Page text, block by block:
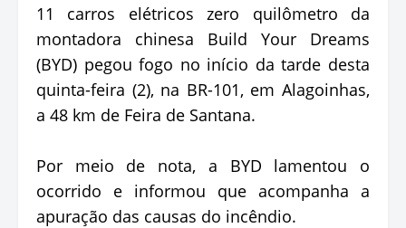
11 carros elétricos zero quilômetro da
montadora chinesa Build Your Dreams
(BYD) pegou fogo no início da tarde desta
quinta-feira (2), na BR-101, em Alagoinhas,
a 48 km de Feira de Santana.
Por meio de nota, a BYD lamentou o
ocorrido e informou que acompanha a
apuração das causas do incêndio.